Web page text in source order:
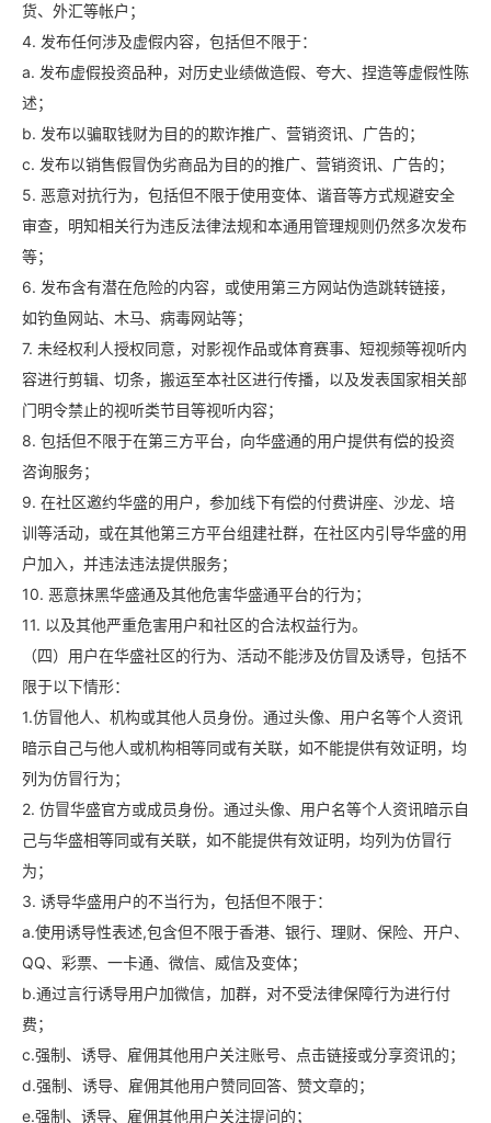
货、外汇等帐户；
4. 发布任何涉及虚假内容，包括但不限于：
a. 发布虚假投资品种，对历史业绩做造假、夸大、捏造等虚假性陈
述；
b. 发布以骗取钱财为目的的欺诈推广、营销资讯、广告的；
c. 发布以销售假冒伪劣商品为目的的推广、营销资讯、广告的；
5. 恶意对抗行为，包括但不限于使用变体、谐音等方式规避安全
审查，明知相关行为违反法律法规和本通用管理规则仍然多次发布
等；
6. 发布含有潜在危险的内容，或使用第三方网站伪造跳转链接，
如钓鱼网站、木马、病毒网站等；
7. 未经权利人授权同意，对影视作品或体育赛事、短视频等视听内
容进行剪辑、切条，搬运至本社区进行传播，以及发表国家相关部
门明令禁止的视听类节目等视听内容；
8. 包括但不限于在第三方平台，向华盛通的用户提供有偿的投资
咨询服务；
9. 在社区邀约华盛的用户，参加线下有偿的付费讲座、沙龙、培
训等活动，或在其他第三方平台组建社群，在社区内引导华盛的用
户加入，并违法违法提供服务；
10. 恶意抹黑华盛通及其他危害华盛通平台的行为；
11. 以及其他严重危害用户和社区的合法权益行为。
（四）用户在华盛社区的行为、活动不能涉及仿冒及诱导，包括不
限于以下情形：
1.仿冒他人、机构或其他人员身份。通过头像、用户名等个人资讯
暗示自己与他人或机构相等同或有关联，如不能提供有效证明，均
列为仿冒行为；
2. 仿冒华盛官方或成员身份。通过头像、用户名等个人资讯暗示自
己与华盛相等同或有关联，如不能提供有效证明，均列为仿冒行
为；
3. 诱导华盛用户的不当行为，包括但不限于：
a.使用诱导性表述,包含但不限于香港、银行、理财、保险、开户、
QQ、彩票、一卡通、微信、威信及变体；
b.通过言行诱导用户加微信，加群，对不受法律保障行为进行付
费；
c.强制、诱导、雇佣其他用户关注账号、点击链接或分享资讯的；
d.强制、诱导、雇佣其他用户赞同回答、赞文章的；
e.强制、诱导、雇佣其他用户关注提问的；